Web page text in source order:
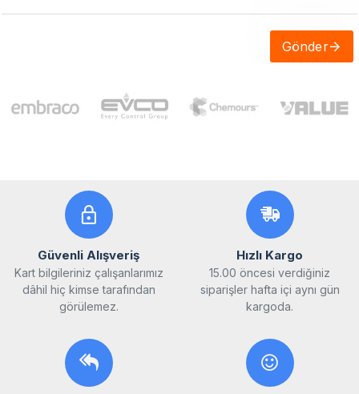
Gönder
Güvenli Alışveriş
Kart bilgileriniz çalışanlarımız
dâhil hiç kimse tarafından
görülemez.
Hızlı Kargo
15.00 öncesi verdiğiniz
siparişler hafta içi aynı gün
kargoda.